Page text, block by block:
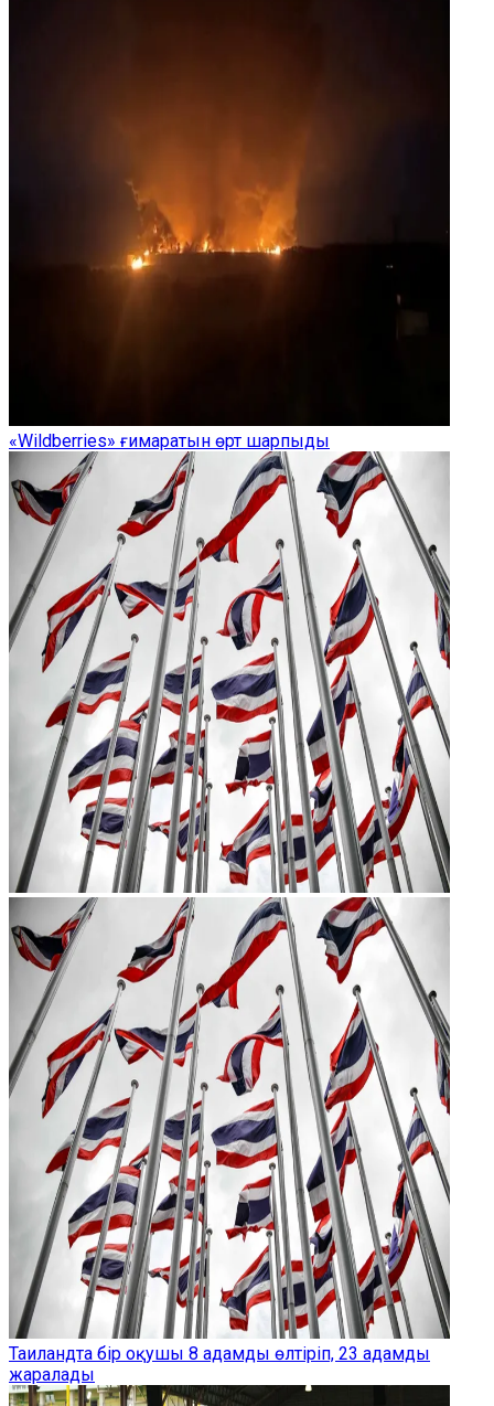
«Wildberries» ғимаратын өрт шарпыды
Таиландта бір оқушы 8 адамды өлтіріп, 23 адамды
жаралады